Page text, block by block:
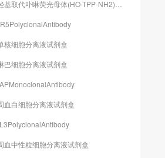
取代卟啉荧光母体(HO-TPP-NH2)供应
核细胞分离液试剂盒
巴细胞分离液试剂盒
血白细胞分离液试剂盒
血中性粒细胞分离液试剂盒